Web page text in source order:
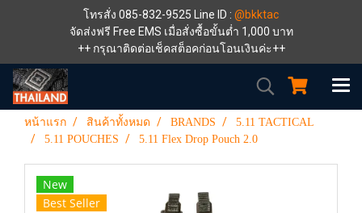
โทรสั่ง 085-832-9525 Line ID : @bkktac
จัดส่งฟรี Free EMS เมื่อสั่งซื้อขั้นต่ำ 1,000 บาท
++ กรุณาติดต่อเช็คสต็อคก่อนโอนเงินค่ะ++
หน้าแรก สินค้าทั้งหมด BRANDS
5.11 TACTICAL
5.11 POUCHES
5.11 Flex Drop Pouch 2.0
New
Best Seller